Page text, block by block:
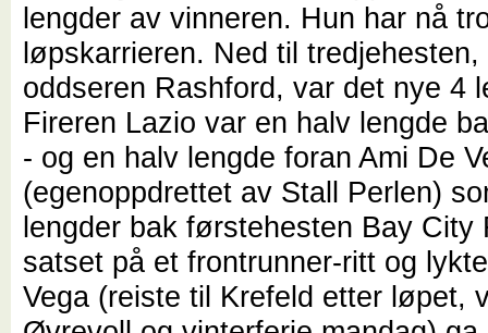
lengder av vinneren. Hun har nå
løpskarrieren. Ned til tredjehesten,
oddseren Rashford, var det nye 4
Fireren Lazio var en halv lengde
- og en halv lengde foran Ami De
(egenoppdrettet av Stall Perlen)
lengder bak førstehesten Bay City
satset på et frontrunner-ritt og
Vega (reiste til Krefeld etter løpet,